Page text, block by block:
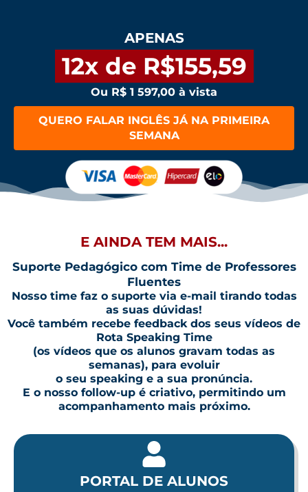
APENAS
12x de R$155,59
Ou R$ 1 597,00 à vista
QUERO FALAR INGLÊS JÁ NA PRIMEIRA
SEMANA
E AINDA TEM MAIS...
Suporte Pedagógico com Time de Professores
Fluentes
Nosso time faz o suporte via e-mail tirando todas
as suas dúvidas!
Você também recebe feedback dos seus vídeos de
Rota Speaking Time
(os vídeos que os alunos gravam todas as
semanas), para evoluir
o seu speaking e a sua pronúncia.
E o nosso follow-up é criativo, permitindo um
acompanhamento mais próximo.
PORTAL DE ALUNOS